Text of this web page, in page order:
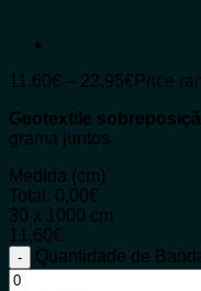
11,60€ – 22,95€ Price
Geotextile
grama juntos.
Medida (cm)
Total: 0,00€
30 x 1000 cm
11,60€
Quantidade de